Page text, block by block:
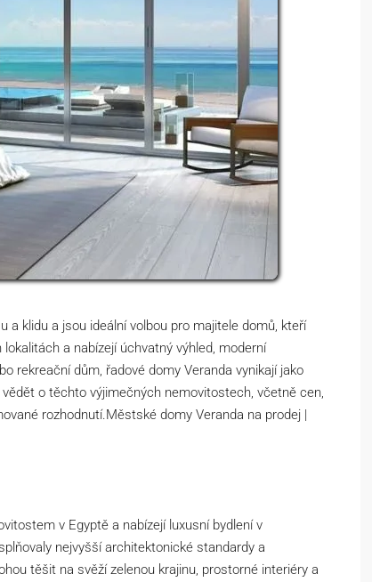
a klidu a jsou ideální volbou pro majitele domů, kteří
a nabízejí úchvatný výhled, moderní
rekreační dům, řadové domy Veranda vynikají jako
o těchto výjimečných nemovitostech, včetně cen,
rozhodnutí.Městské domy Veranda na prodej |
v Egyptě a nabízejí luxusní bydlení v
nejvyšší architektonické standardy a
těšit na svěží zelenou krajinu, prostorné interiéry a